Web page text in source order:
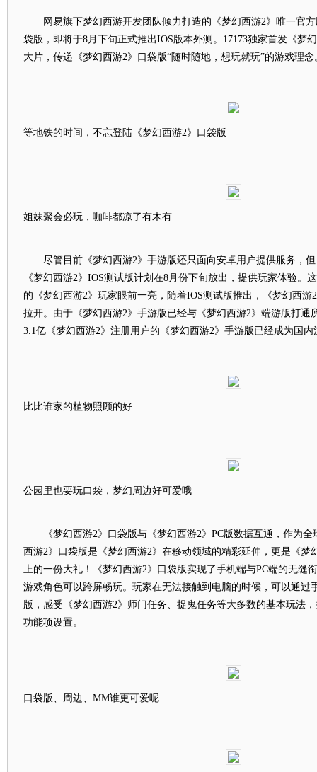
网易旗下梦幻西游开发团队倾力打造的《梦幻西游2》唯一官
袋版，即将于8月下旬正式推出IOS版本外测。17173独家首发《梦
大片，传递《梦幻西游2》口袋版“随时随地，想玩就玩”的游戏理念
等地铁的时间，不忘登陆《梦幻西游2》口袋版
姐妹聚会必玩，咖啡都凉了有木有
尽管目前《梦幻西游2》手游版还只面向安卓用户提供服务，但
《梦幻西游2》IOS测试版计划在8月份下旬放出，提供玩家体验。
的《梦幻西游2》玩家眼前一亮，随着IOS测试版推出，《梦幻西游
拉开。由于《梦幻西游2》手游版已经与《梦幻西游2》端游版打通
3.1亿《梦幻西游2》注册用户的《梦幻西游2》手游版已经成为国
比比谁家的植物照顾的好
公园里也要玩口袋，梦幻周边好可爱哦
《梦幻西游2》口袋版与《梦幻西游2》PC版数据互通，作为全
西游2》口袋版是《梦幻西游2》在移动领域的精彩延伸，更是《梦
上的一份大礼！《梦幻西游2》口袋版实现了手机端与PC端的无缝
游戏角色可以跨屏畅玩。玩家在无法接触到电脑的时候，可以通过
版，感受《梦幻西游2》师门任务、捉鬼任务等大多数的基本玩法
功能项设置。
口袋版、周边、MM谁更可爱呢